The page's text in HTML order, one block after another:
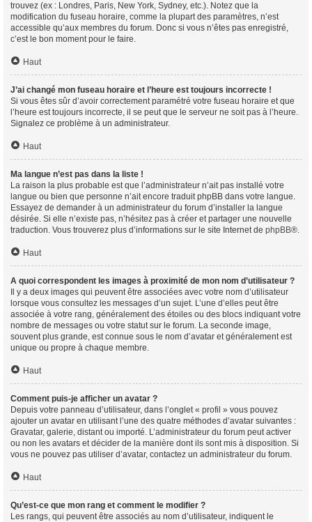
trouvez (ex : Londres, Paris, New York, Sydney, etc.). Notez que la
modification du fuseau horaire, comme la plupart des paramètres, n’est
accessible qu’aux membres du forum. Donc si vous n’êtes pas enregistré,
c’est le bon moment pour le faire.
Haut
J’ai changé mon fuseau horaire et l’heure est toujours incorrecte !
Si vous êtes sûr d’avoir correctement paramétré votre fuseau horaire et que
l’heure est toujours incorrecte, il se peut que le serveur ne soit pas à l’heure.
Signalez ce problème à un administrateur.
Haut
Ma langue n’est pas dans la liste !
La raison la plus probable est que l’administrateur n’ait pas installé votre
langue ou bien que personne n’ait encore traduit phpBB dans votre langue.
Essayez de demander à un administrateur du forum d’installer la langue
désirée. Si elle n’existe pas, n’hésitez pas à créer et partager une nouvelle
traduction. Vous trouverez plus d’informations sur le site Internet de phpBB®.
Haut
A quoi correspondent les images à proximité de mon nom d’utilisateur ?
Il y a deux images qui peuvent être associées avec votre nom d’utilisateur
lorsque vous consultez les messages d’un sujet. L’une d’elles peut être
associée à votre rang, généralement des étoiles ou des blocs indiquant votre
nombre de messages ou votre statut sur le forum. La seconde image,
souvent plus grande, est connue sous le nom d’avatar et généralement est
unique ou propre à chaque membre.
Haut
Comment puis-je afficher un avatar ?
Depuis votre panneau d’utilisateur, dans l’onglet « profil » vous pouvez
ajouter un avatar en utilisant l’une des quatre méthodes d’avatar suivantes :
Gravatar, galerie, distant ou importé. L’administrateur du forum peut activer
ou non les avatars et décider de la manière dont ils sont mis à disposition. Si
vous ne pouvez pas utiliser d’avatar, contactez un administrateur du forum.
Haut
Qu’est-ce que mon rang et comment le modifier ?
Les rangs, qui peuvent être associés au nom d’utilisateur, indiquent le